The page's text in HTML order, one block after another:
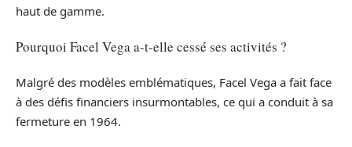
haut de gamme.
Pourquoi Facel Vega a-t-elle cessé ses activités ?
Malgré des modèles emblématiques, Facel Vega a fait face
à des défis financiers insurmontables, ce qui a conduit à sa
fermeture en 1964.